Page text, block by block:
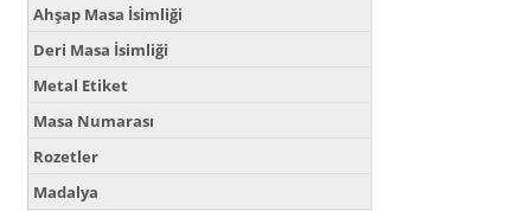
Ahşap Masa İsimliği
Deri Masa İsimliği
Metal Etiket
Masa Numarası
Rozetler
Madalya